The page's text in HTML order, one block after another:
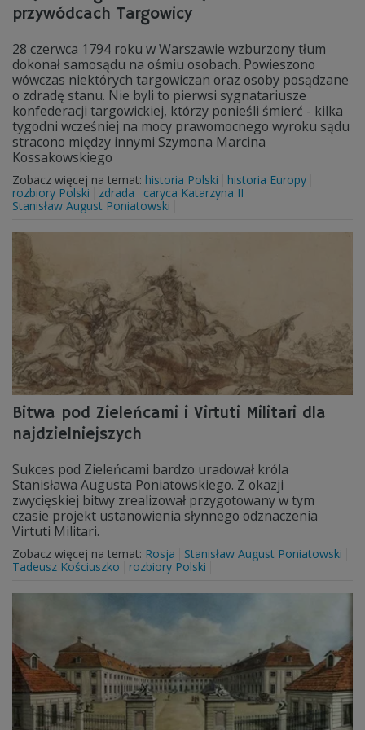
przywódcach Targowicy
28 czerwca 1794 roku w Warszawie wzburzony tłum
dokonał samosądu na ośmiu osobach. Powieszono
wówczas niektórych targowiczan oraz osoby posądzane
o zdradę stanu. Nie byli to pierwsi sygnatariusze
konfederacji targowickiej, którzy ponieśli śmierć - kilka
tygodni wcześniej na mocy prawomocnego wyroku sądu
stracono między innymi Szymona Marcina
Kossakowskiego
Zobacz więcej na temat: historia Polski
historia Europy
rozbiory Polski
zdrada
caryca Katarzyna II
Stanisław August Poniatowski
Bitwa pod Zieleńcami i Virtuti Militari dla
najdzielniejszych
Sukces pod Zieleńcami bardzo uradował króla
Stanisława Augusta Poniatowskiego. Z okazji
zwycięskiej bitwy zrealizował przygotowany w tym
czasie projekt ustanowienia słynnego odznaczenia
Virtuti Militari.
Zobacz więcej na temat: Rosja
Stanisław August Poniatowski
Tadeusz Kościuszko
rozbiory Polski